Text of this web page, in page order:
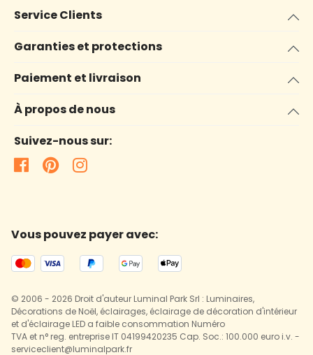
Service Clients
Garanties et protections
Paiement et livraison
À propos de nous
Suivez-nous sur:
Vous pouvez payer avec:
© 2006 - 2026 Droit d'auteur Luminal Park Srl : Luminaires,
Décorations de Noël, éclairages, éclairage de décoration d'intérieur
et d'éclairage LED a faible consommation Numéro
TVA et n° reg. entreprise IT 04199420235 Cap. Soc.: 100.000 euro i.v. -
serviceclient@luminalpark.fr